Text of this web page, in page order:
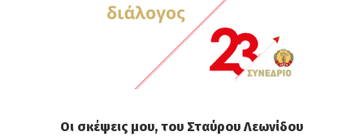
Οι σκέψεις μου, του Σταύρου Λεωνίδου